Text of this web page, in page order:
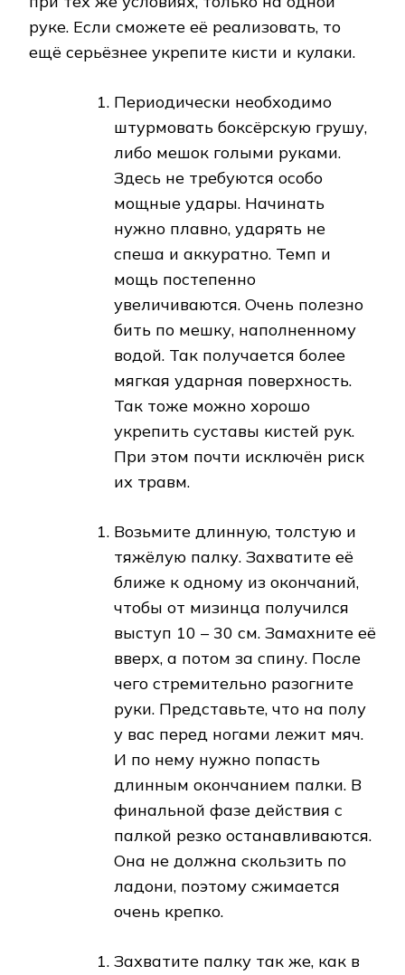
руке. Если сможете её реализовать, то
ещё серьёзнее укрепите кисти и кулаки.
Периодически необходимо
штурмовать боксёрскую грушу,
либо мешок голыми руками.
Здесь не требуются особо
мощные удары. Начинать
нужно плавно, ударять не
спеша и аккуратно. Темп и
мощь постепенно
увеличиваются. Очень полезно
бить по мешку, наполненному
водой. Так получается более
мягкая ударная поверхность.
Так тоже можно хорошо
укрепить суставы кистей рук.
При этом почти исключён риск
их травм.
Возьмите длинную, толстую и
тяжёлую палку. Захватите её
ближе к одному из окончаний,
чтобы от мизинца получился
выступ 10 – 30 см. Замахните её
вверх, а потом за спину. После
чего стремительно разогните
руки. Представьте, что на полу
у вас перед ногами лежит мяч.
И по нему нужно попасть
длинным окончанием палки. В
финальной фазе действия с
палкой резко останавливаются.
Она не должна скользить по
ладони, поэтому сжимается
очень крепко.
Захватите палку так же, как в